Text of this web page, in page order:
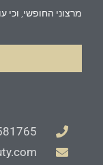
מרצוני החופשי, וכי